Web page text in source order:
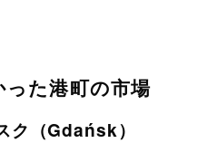
た港町の市場
ク（Gdańsk）